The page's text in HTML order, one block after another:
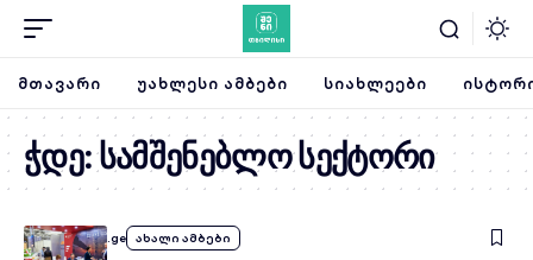
ᲛᲗᲐᲕᲐᲠᲘ ᲣᲐᲮᲚᲔᲡᲘ ᲐᲛᲑᲔᲑᲘ ᲡᲘᲐᲮᲚᲔᲔᲑᲘ
ჭდე:სამშენებლო სექტორი
BySheniTbilisi.ge ახალი ამბები